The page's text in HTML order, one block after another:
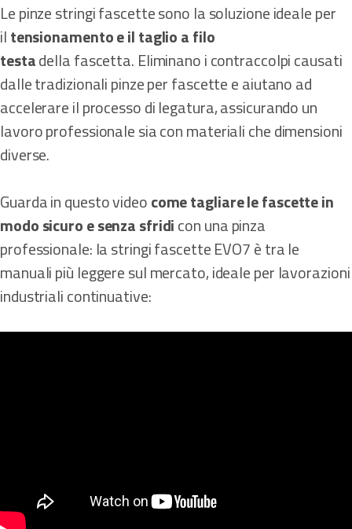
Le pinze stringi fascette sono la soluzione ideale per
iltensionamento e il taglio a filo
testadella fascetta. Eliminano i contraccolpi causati
dalle tradizionali pinze per fascette e aiutano ad
accelerare il processo di legatura, assicurando un
lavoro professionale sia con materiali che dimensioni
diverse.
Guarda in questo videocome tagliare le fascette in
modo sicuro e senza sfridicon una pinza
professionale: la stringi fascette EVO7 è tra le
manuali più leggere sul mercato, ideale per lavorazioni
industriali continuative: